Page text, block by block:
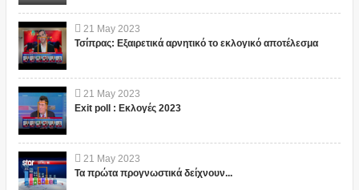
21 May 2023
Τσίπρας: Εξαιρετικά αρνητικό το εκλογικό αποτέλεσμα
21 May 2023
Exit poll : Εκλογές 2023
21 May 2023
Τα πρώτα προγνωστικά δείχνουν...